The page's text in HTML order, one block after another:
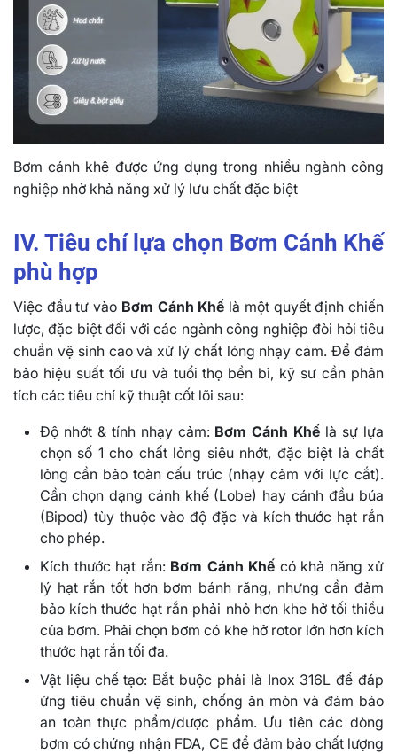
Bơm cánh khê được ứng dụng trong nhiều ngành công
nghiệp nhờ khả năng xử lý lưu chất đặc biệt
IV. Tiêu chí lựa chọn Bơm Cánh Khế
phù hợp
Việc đầu tư vào Bơm Cánh Khế là một quyết định chiến
lược, đặc biệt đối với các ngành công nghiệp đòi hỏi tiêu
chuẩn vệ sinh cao và xử lý chất lỏng nhạy cảm. Để đảm
bảo hiệu suất tối ưu và tuổi thọ bền bỉ, kỹ sư cần phân
tích các tiêu chí kỹ thuật cốt lõi sau:
Độ nhớt & tính nhạy cảm: Bơm Cánh Khế là sự lựa
chọn số 1 cho chất lỏng siêu nhớt, đặc biệt là chất
lỏng cần bảo toàn cấu trúc (nhạy cảm với lực cắt).
Cần chọn dạng cánh khế (Lobe) hay cánh đầu búa
(Bipod) tùy thuộc vào độ đặc và kích thước hạt rắn
cho phép.
Kích thước hạt rắn: Bơm Cánh Khế có khả năng xử
lý hạt rắn tốt hơn bơm bánh răng, nhưng cần đảm
bảo kích thước hạt rắn phải nhỏ hơn khe hở tối thiểu
của bơm. Phải chọn bơm có khe hở rotor lớn hơn kích
thước hạt rắn tối đa.
Vật liệu chế tạo: Bắt buộc phải là Inox 316L để đáp
ứng tiêu chuẩn vệ sinh, chống ăn mòn và đảm bảo
an toàn thực phẩm/dược phẩm. Ưu tiên các dòng
bơm có chứng nhận FDA, CE để đảm bảo chất lượng